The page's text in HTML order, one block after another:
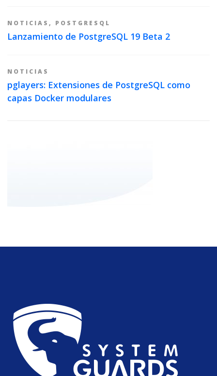
NOTICIAS , POSTGRESQL
Lanzamiento de PostgreSQL 19 Beta 2
NOTICIAS
pglayers: Extensiones de PostgreSQL como
capas Docker modulares